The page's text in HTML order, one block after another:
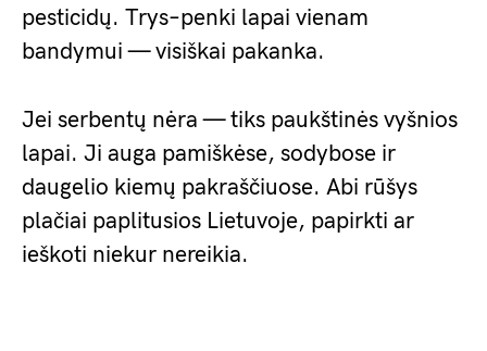
pesticidų. Trys–penki lapai vienam
bandymui — visiškai pakanka.
Jei serbentų nėra — tiks paukštinės vyšnios
lapai. Ji auga pamiškėse, sodybose ir
daugelio kiemų pakraščiuose. Abi rūšys
plačiai paplitusios Lietuvoje, papirkti ar
ieškoti niekur nereikia.